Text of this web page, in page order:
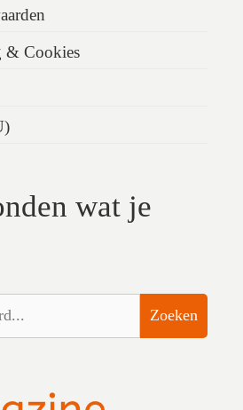
& Cookies
wat je
Zoeken